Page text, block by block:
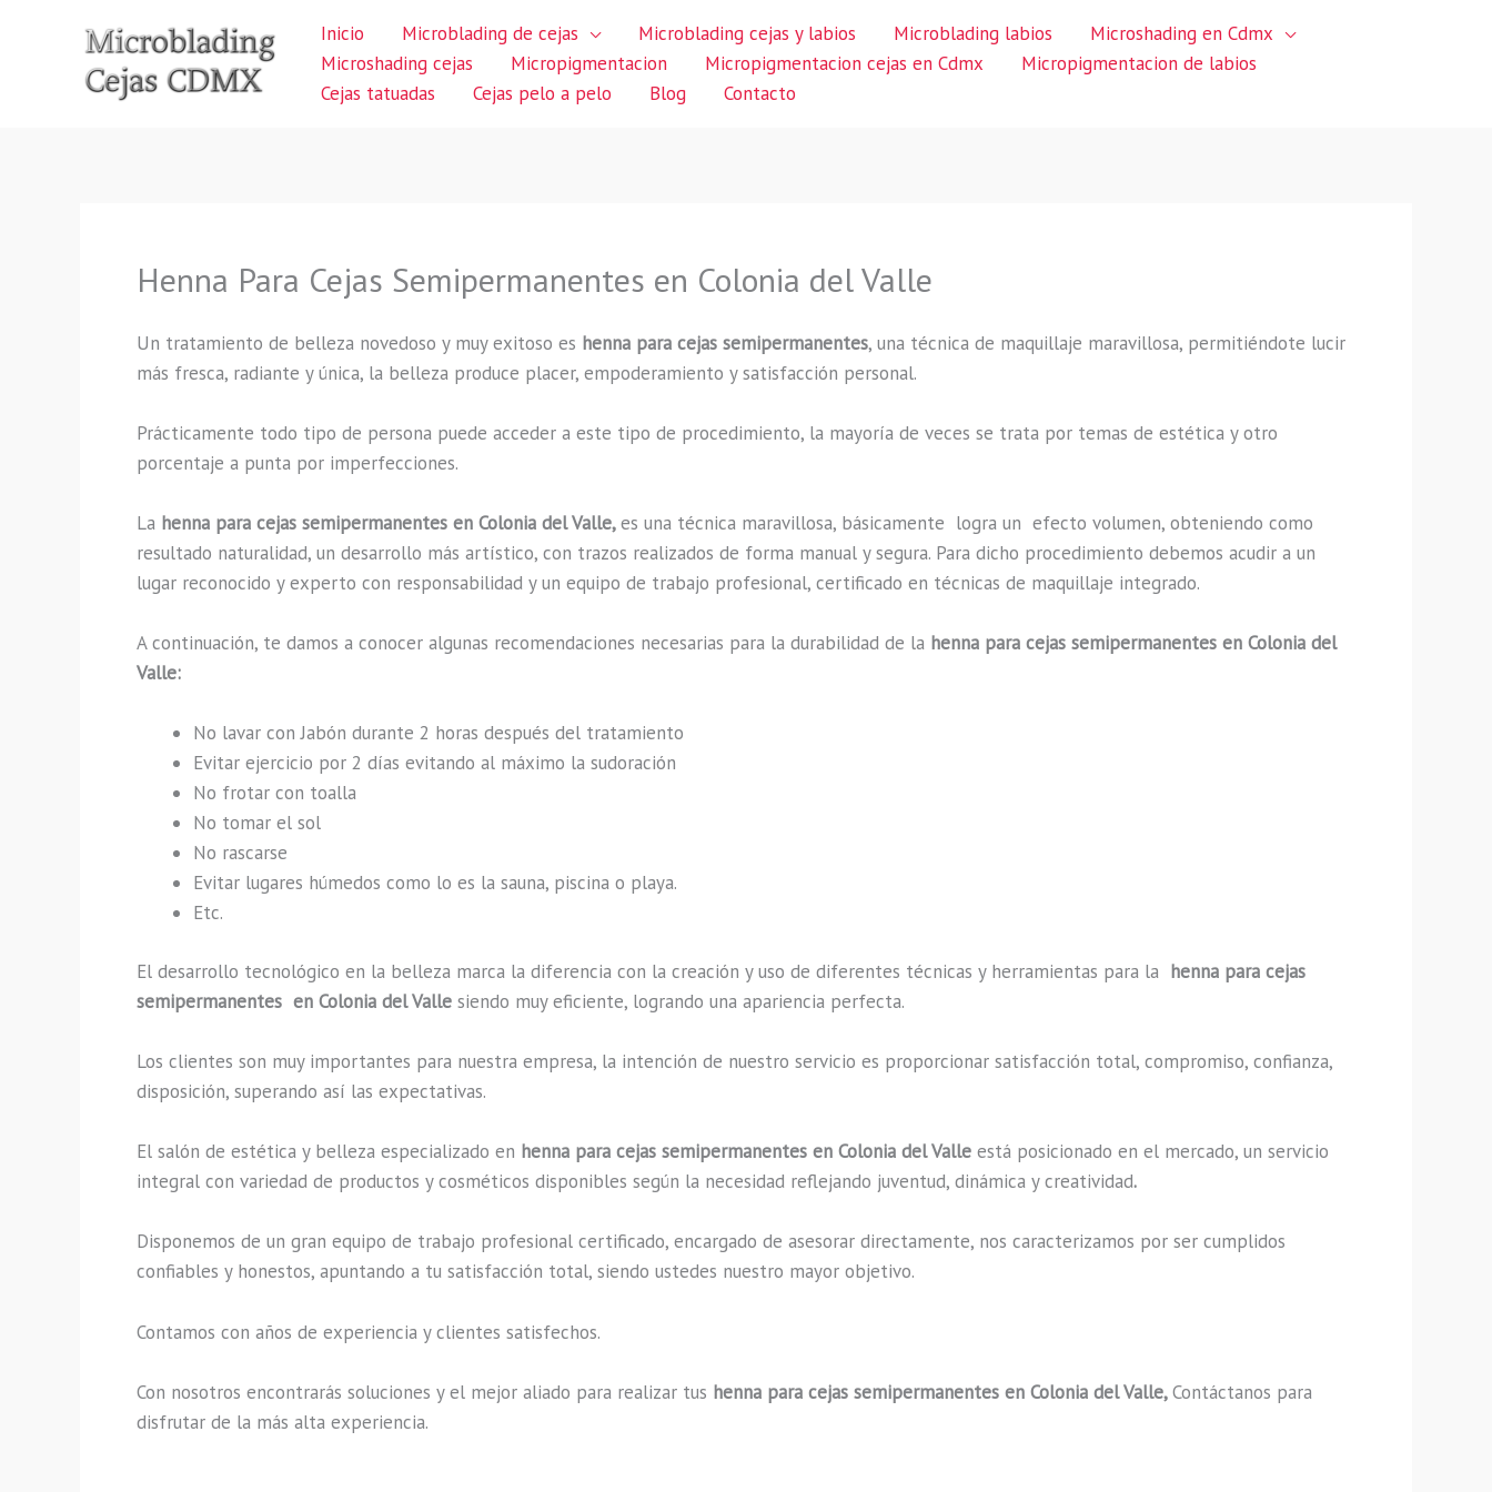
Inicio Microblading de cejas Microblading cejas y labios Microblading labios
Microshading en Cdmx
Microshading cejas
Micropigmentacion Micropigmentacion cejas en Cdmx
Micropigmentacion de labios
Cejas tatuadas
Cejas pelo a pelo Blog Contacto
Henna Para Cejas Semipermanentes en Colonia del Valle
Un tratamiento de belleza novedoso y muy exitoso es henna para cejas semipermanentes, una técnica de maquillaje maravillosa, permitiéndote lucir
más fresca, radiante y única, la belleza produce placer, empoderamiento y satisfacción personal.
Prácticamente todo tipo de persona puede acceder a este tipo de procedimiento, la mayoría de veces se trata por temas de estética y otro
porcentaje a punta por imperfecciones.
La henna para cejas semipermanentes en Colonia del Valle,es una técnica maravillosa, básicamente logra un efecto volumen, obteniendo como
resultado naturalidad, un desarrollo más artístico, con trazos realizados de forma manual y segura. Para dicho procedimiento debemos acudir a un
lugar reconocido y experto con responsabilidad y un equipo de trabajo profesional, certificado en técnicas de maquillaje integrado.
A continuación, te damos a conocer algunas recomendaciones necesarias para la durabilidad de la henna para cejas semipermanentes en Colonia del
Valle:
No lavar con Jabón durante 2 horas después del tratamiento
Evitar ejercicio por 2 días evitando al máximo la sudoración
No frotar con toalla
No tomar el sol
No rascarse
Evitar lugares húmedos como lo es la sauna, piscina o playa.
Etc.
El desarrollo tecnológico en la belleza marca la diferencia con la creación y uso de diferentes técnicas y herramientas para la henna para cejas
semipermanentes en Colonia del Valle siendo muy eficiente, logrando una apariencia perfecta.
Los clientes son muy importantes para nuestra empresa, la intención de nuestro servicio es proporcionar satisfacción total, compromiso, confianza,
disposición, superando así las expectativas.
El salón de estética y belleza especializado en henna para cejas semipermanentes en Colonia del Valle está posicionado en el mercado, un servicio
integral con variedad de productos y cosméticos disponibles según la necesidad reflejando juventud, dinámica y creatividad.
Disponemos de un gran equipo de trabajo profesional certificado, encargado de asesorar directamente, nos caracterizamos por ser cumplidos
confiables y honestos, apuntando a tu satisfacción total, siendo ustedes nuestro mayor objetivo.
Contamos con años de experiencia y clientes satisfechos.
Con nosotros encontrarás soluciones y el mejor aliado para realizar tus henna para cejas semipermanentes en Colonia del Valle,Contáctanos para
disfrutar de la más alta experiencia.